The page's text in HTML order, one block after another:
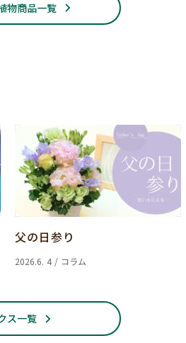
物商品一覧
父の日参り
2026.6. 4 / コラム
ス一覧